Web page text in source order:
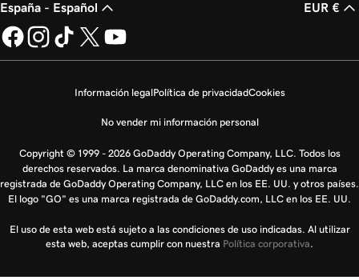
España - Español EUR €
Información legalPolítica de privacidadCookies
No vender mi información personal
Copyright © 1999 - 2026 GoDaddy Operating Company, LLC. Todos los
derechos reservados. La marca denominativa GoDaddy es una marca
registrada de GoDaddy Operating Company, LLC en los EE. UU. y otros países.
El logo "GO" es una marca registrada de GoDaddy.com, LLC en los EE. UU.
El uso de esta web está sujeto a las condiciones de uso indicadas. Al utilizar
esta web, aceptas cumplir con nuestra Política corporativa.